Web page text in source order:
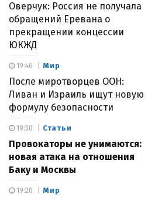
Оверчук: Россия не получала
обращений Еревана о
прекращении концессии
ЮКЖД
Мир
После миротворцев ООН:
Ливан и Израиль ищут новую
формулу безопасности
19:46
Статьи
Провокаторы не унимаются:
новая атака на отношения
Баку и Москвы
19:30
Мир
19:20